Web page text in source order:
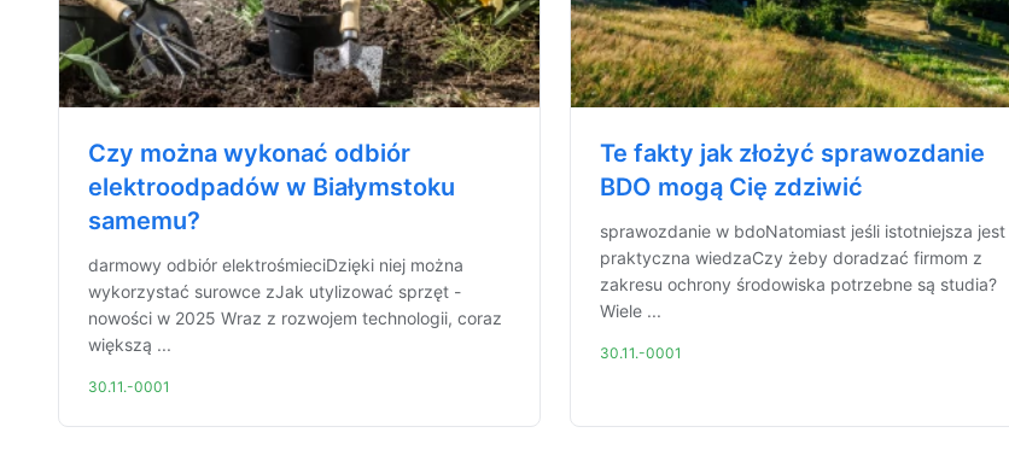
Czy można wykonać odbiór
elektroodpadów w Białymstoku
samemu?
darmowy odbiór elektrośmieciDzięki niej można
wykorzystać surowce zJak utylizować sprzęt -
nowości w 2025 Wraz z rozwojem technologii, coraz
większą ...
30.11.-0001
Te fakty jak złożyć sprawozdanie
BDO mogą Cię zdziwić
sprawozdanie w bdoNatomiast jeśli istotniejsza jest
praktyczna wiedzaCzy żeby doradzać firmom z
zakresu ochrony środowiska potrzebne są studia?
Wiele ...
30.11.-0001